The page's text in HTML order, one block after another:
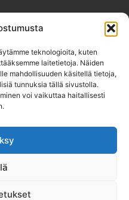
teknologioita, kuten
laitetietoja. Näiden
mahdollisuuden käsitellä tietoja,
tunnuksia tällä sivustolla.
voi vaikuttaa haitallisesti